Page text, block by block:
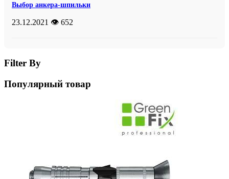
Выбор анкера-шпильки
23.12.2021 👁️ 652
Filter By
Популярный товар